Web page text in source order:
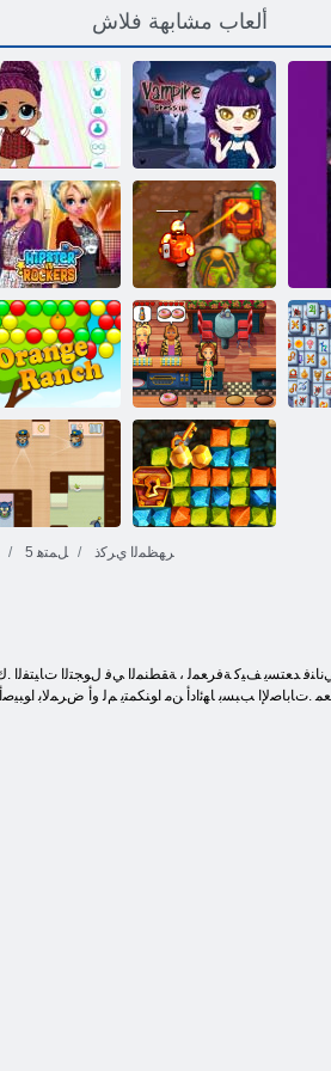
ألعاب مشابهة فلاش
ﻰﻣﺪﻟﺍ ﺔﻛﺮﻌﻣ
:ﻙﻮﻠﻤﻟﺍ ﻰﻟﺇ
ﻖﻳﺮﻄﻟﺍ
ﺱﺎﺒﻠﻟﺍﻭ ءﺎﻣﺩ
ﺹﺎﺼﻣ
ﺯﺮﻛﻭﺭ ﻞﺑﺎﻘﻣ
ﺯﺎﺠﻟﺍ ﻰﻘﻴﺳﻮﻣ
ﻮﺒﺤﻣ
2 ﻦﻌﻟ ﺰﻨﻜﻟﺍ
ﺔﻋﺭﺰﻣ ﻝﺎﻘﺗﺮﺒﻟﺍ
ﺓﺪﻳﺪﺟ ﺔﻳﺍﺪﺑ
ﻲﻠﻴﻣﺍ ﺬﻳﺬﻟ
5 ﻞﻤﺘﻫ ﺮﻬﻈﻤﻟﺍ ﻱﺮﻛﺫ